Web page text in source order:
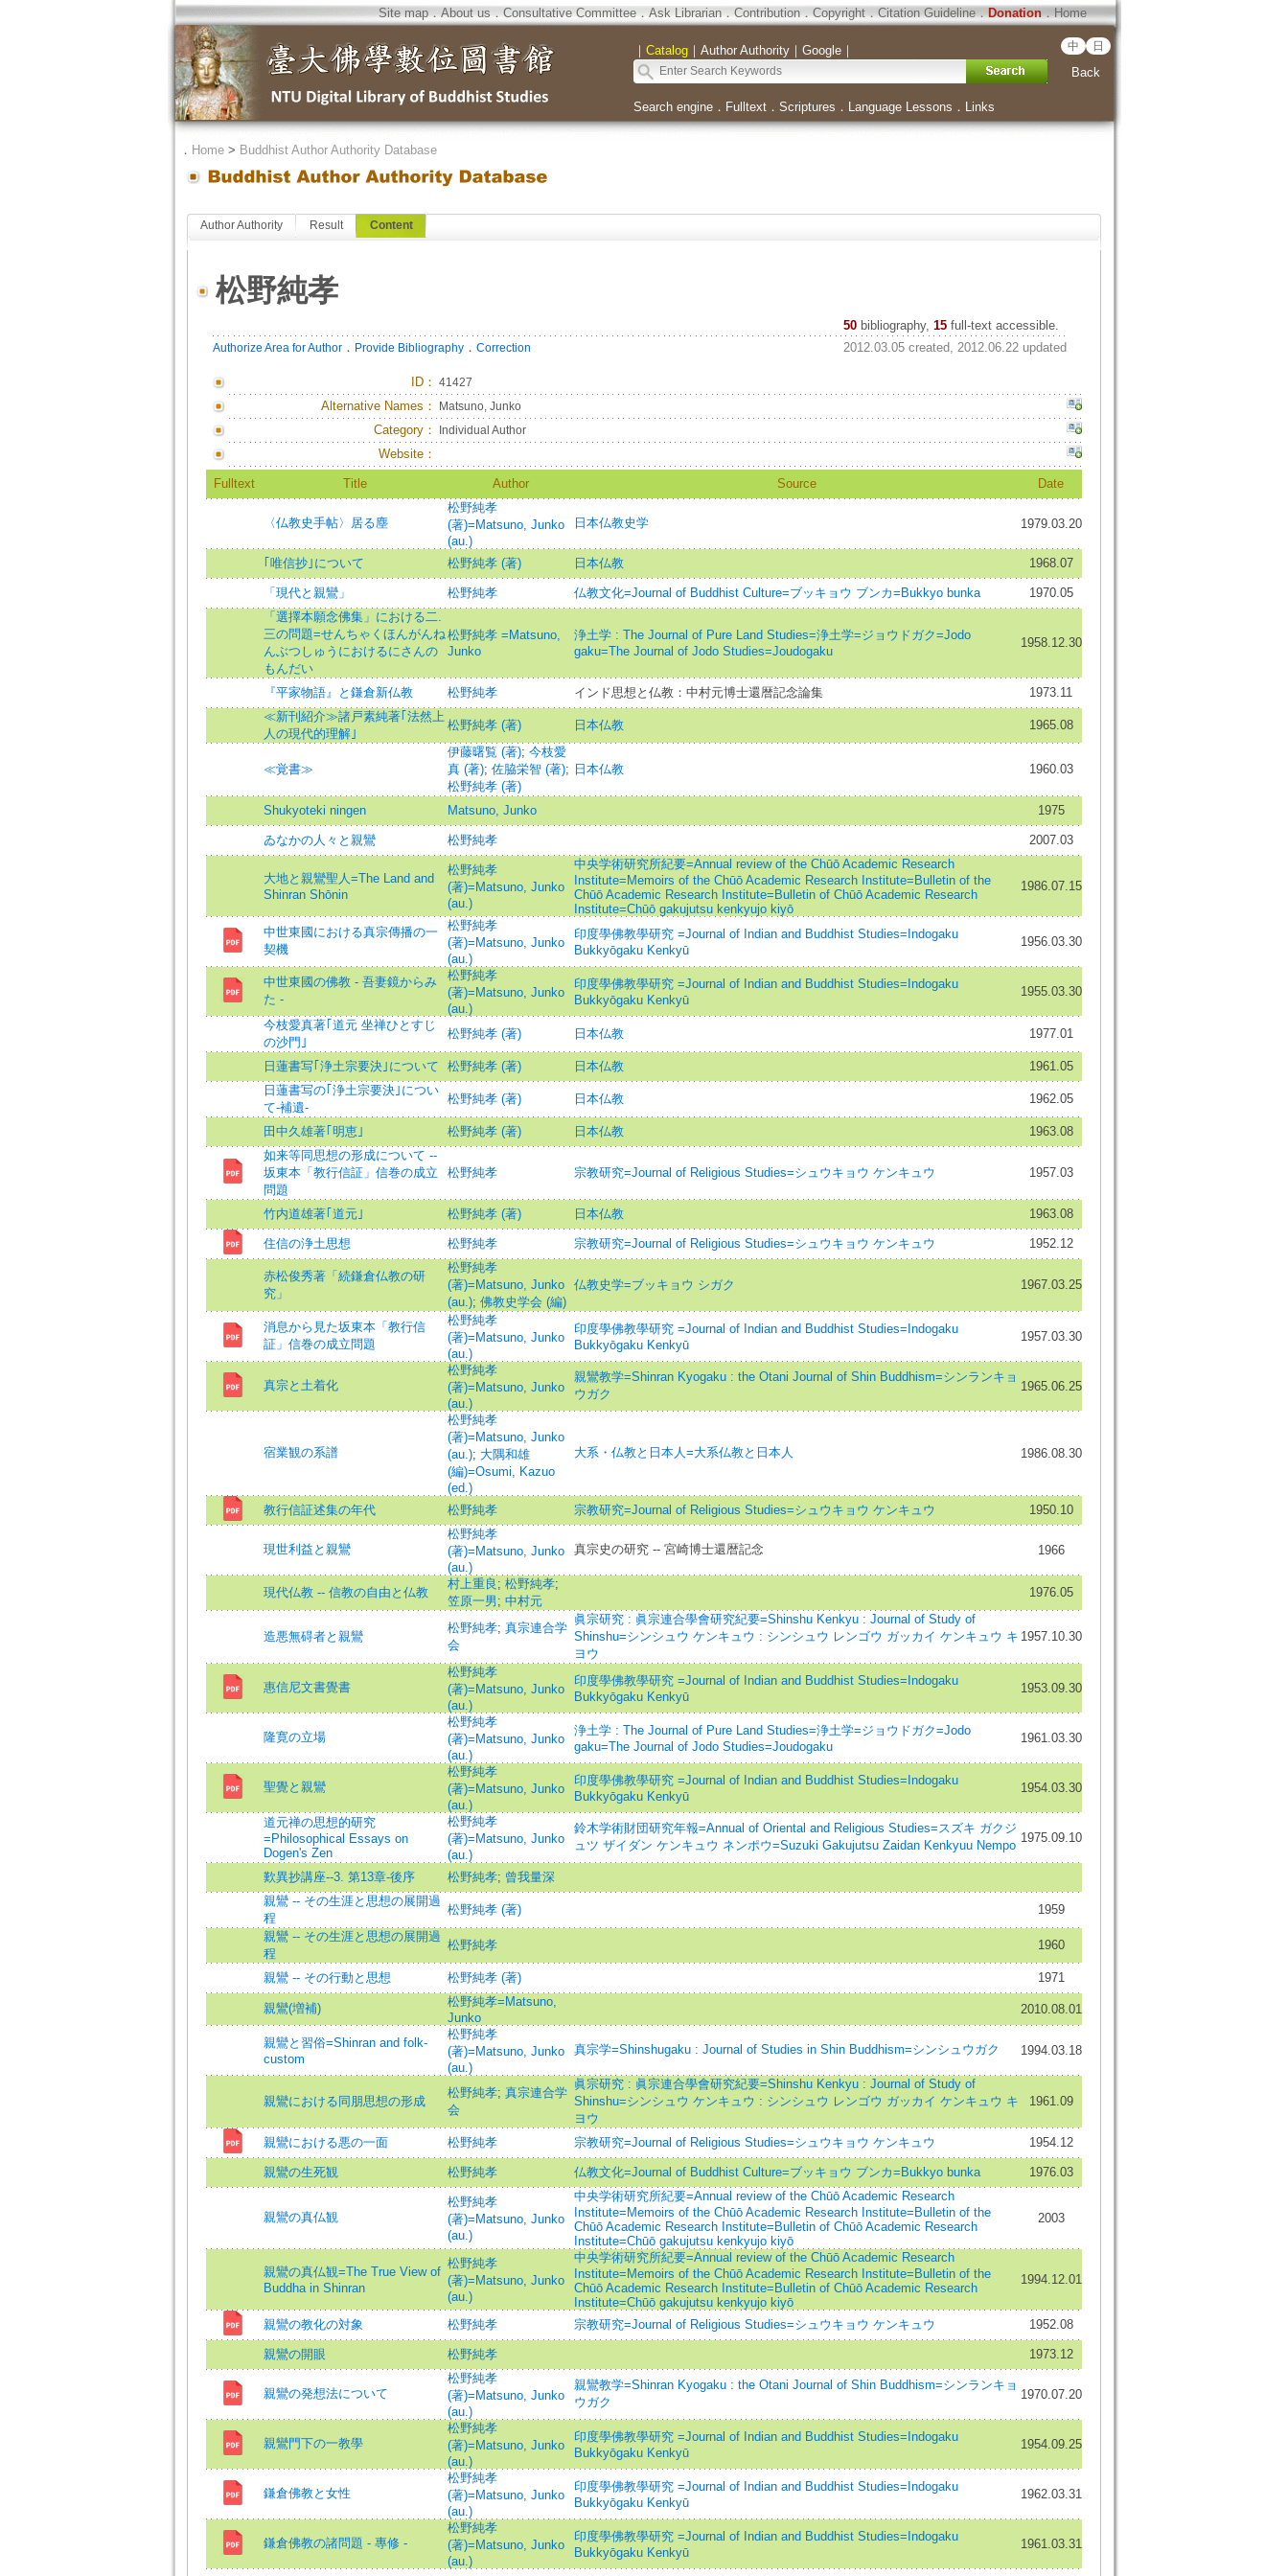
Site map．About us．Consultative Committee．Ask Librarian．Contribution．Copyright．Citation Guideline．Donation．Home
｜ Catalog｜ Author Authority｜ Google｜ 中 日
Back
Search engine． Fulltext． Scriptures ． Language Lessons ． Links
． Home> Buddhist Author Authority Database
Author Authority Result Content
松野純孝
50 bibliography, 15full-text accessible.
Authorize Area for Author． Provide Bibliography． Correction 2012.03.05 created, 2012.06.22 updated
ID： 41427
Alternative Names： Matsuno, Junko
Category： Individual Author
Website：
Fulltext Title Author Source Date
〈仏教史手帖〉居る塵
松野純孝
(著)=Matsuno, Junko
(au.)
日本仏教史学 1979.03.20
｢唯信抄｣について 松野純孝 (著) 日本仏教 1968.07
「現代と親鸞」 松野純孝 仏教文化=Journal of Buddhist Culture=ブッキョウ ブンカ=Bukkyo bunka
1970.05
「選擇本願念佛集」における二.
三の問題=せんちゃくほんがんね
んぶつしゅうにおけるにさんの
もんだい
松野純孝 =Matsuno,
Junko
浄土学 : The Journal of Pure Land Studies=浄土学=ジョウドガク=Jodo
gaku=The Journal of Jodo Studies=Joudogaku
1958.12.30
『平家物語』と鎌倉新仏教 松野純孝 インド思想と仏教：中村元博士還暦記念論集
1973.11
≪新刊紹介≫諸戸素純著｢法然上
人の現代的理解｣
松野純孝 (著) 日本仏教 1965.08
≪覚書≫
伊藤曙覧 (著); 今枝愛
真 (著); 佐脇栄智 (著);
松野純孝 (著)
日本仏教 1960.03
Shukyoteki ningen Matsuno, Junko 1975
ゐなかの人々と親鸞 松野純孝 2007.03
大地と親鸞聖人=The Land and
Shinran Shōnin
松野純孝
(著)=Matsuno, Junko
(au.)
中央学術研究所紀要=Annual review of the Chūō Academic Research
Institute=Memoirs of the Chūō Academic Research Institute=Bulletin of the
Chūō Academic Research Institute=Bulletin of Chūō Academic Research
Institute=Chūō gakujutsu kenkyujo kiyō
1986.07.15
中世東國における真宗傳播の一
契機
松野純孝
(著)=Matsuno, Junko
(au.)
印度學佛教學研究 =Journal of Indian and Buddhist Studies=Indogaku
Bukkyōgaku Kenkyū
1956.03.30
中世東國の佛教 - 吾妻鏡からみ
た -
松野純孝
(著)=Matsuno, Junko
(au.)
印度學佛教學研究 =Journal of Indian and Buddhist Studies=Indogaku
Bukkyōgaku Kenkyū
1955.03.30
今枝愛真著｢道元 坐禅ひとすじ
の沙門｣
松野純孝 (著) 日本仏教 1977.01
日蓮書写｢浄土宗要決｣について 松野純孝 (著) 日本仏教
1961.05
日蓮書写の｢浄土宗要決｣につい
て-補遺-
松野純孝 (著) 日本仏教 1962.05
田中久雄著｢明恵｣ 松野純孝 (著) 日本仏教
1963.08
如来等同思想の形成について --
坂東本「教行信証」信巻の成立
問題
松野純孝 宗教研究=Journal of Religious Studies=シュウキョウ ケンキュウ 1957.03
竹内道雄著｢道元｣ 松野純孝 (著) 日本仏教 1963.08
住信の浄土思想 松野純孝 宗教研究=Journal of Religious Studies=シュウキョウ ケンキュウ 1952.12
赤松俊秀著「続鎌倉仏教の研
究」
松野純孝
(著)=Matsuno, Junko
(au.); 佛教史学会 (編)
仏教史学=ブッキョウ シガク 1967.03.25
消息から見た坂東本「教行信
証」信巻の成立問題
松野純孝
(著)=Matsuno, Junko
(au.)
印度學佛教學研究 =Journal of Indian and Buddhist Studies=Indogaku
Bukkyōgaku Kenkyū
1957.03.30
真宗と土着化
松野純孝
(著)=Matsuno, Junko
(au.)
親鸞教学=Shinran Kyogaku : the Otani Journal of Shin Buddhism=シンランキョ
ウガク
1965.06.25
宿業観の系譜
松野純孝
(著)=Matsuno, Junko
(au.); 大隅和雄
(編)=Osumi, Kazuo
(ed.)
大系・仏教と日本人=大系仏教と日本人 1986.08.30
教行信証述集の年代 松野純孝 宗教研究=Journal of Religious Studies=シュウキョウ ケンキュウ 1950.10
現世利益と親鸞
松野純孝
(著)=Matsuno, Junko
(au.)
真宗史の研究 -- 宮崎博士還暦記念 1966
現代仏教 -- 信教の自由と仏教
村上重良 ; 松野純孝;
笠原一男 ; 中村元
1976.05
造悪無碍者と親鸞
松野純孝; 真宗連合学
会
眞宗研究 : 眞宗連合學會研究紀要=Shinshu Kenkyu : Journal of Study of
Shinshu=シンシュウ ケンキュウ : シンシュウ レンゴウ ガッカイ ケンキュウ キ
ヨウ
1957.10.30
惠信尼文書覺書
松野純孝
(著)=Matsuno, Junko
(au.)
印度學佛教學研究 =Journal of Indian and Buddhist Studies=Indogaku
Bukkyōgaku Kenkyū
1953.09.30
隆寛の立場
松野純孝
(著)=Matsuno, Junko
(au.)
浄土学 : The Journal of Pure Land Studies=浄土学=ジョウドガク=Jodo
gaku=The Journal of Jodo Studies=Joudogaku
1961.03.30
聖覺と親鸞
松野純孝
(著)=Matsuno, Junko
(au.)
印度學佛教學研究 =Journal of Indian and Buddhist Studies=Indogaku
Bukkyōgaku Kenkyū
1954.03.30
道元禅の思想的研究
=Philosophical Essays on
Dogen's Zen
松野純孝
(著)=Matsuno, Junko
(au.)
鈴木学術財団研究年報=Annual of Oriental and Religious Studies=スズキ ガクジ
ュツ ザイダン ケンキュウ ネンポウ=Suzuki Gakujutsu Zaidan Kenkyuu Nempo
1975.09.10
歎異抄講座--3. 第13章-後序 松野純孝; 曾我量深
親鸞 -- その生涯と思想の展開過
程
松野純孝 (著)
1959
親鸞 -- その生涯と思想の展開過
程
松野純孝 1960
親鸞 -- その行動と思想 松野純孝 (著) 1971
親鸞(増補)
松野純孝=Matsuno,
Junko
2010.08.01
親鸞と習俗=Shinran and folk-
custom
松野純孝
(著)=Matsuno, Junko
(au.)
真宗学=Shinshugaku : Journal of Studies in Shin Buddhism=シンシュウガク 1994.03.18
親鸞における同朋思想の形成
松野純孝; 真宗連合学
会
眞宗研究 : 眞宗連合學會研究紀要=Shinshu Kenkyu : Journal of Study of
Shinshu=シンシュウ ケンキュウ : シンシュウ レンゴウ ガッカイ ケンキュウ キ
ヨウ
1961.09
親鸞における悪の一面 松野純孝 宗教研究=Journal of Religious Studies=シュウキョウ ケンキュウ 1954.12
親鸞の生死観 松野純孝 仏教文化=Journal of Buddhist Culture=ブッキョウ ブンカ=Bukkyo bunka 1976.03
親鸞の真仏観
松野純孝
(著)=Matsuno, Junko
(au.)
中央学術研究所紀要=Annual review of the Chūō Academic Research
Institute=Memoirs of the Chūō Academic Research Institute=Bulletin of the
Chūō Academic Research Institute=Bulletin of Chūō Academic Research
Institute=Chūō gakujutsu kenkyujo kiyō
2003
親鸞の真仏観=The True View of
Buddha in Shinran
松野純孝
(著)=Matsuno, Junko
(au.)
中央学術研究所紀要=Annual review of the Chūō Academic Research
Institute=Memoirs of the Chūō Academic Research Institute=Bulletin of the
Chūō Academic Research Institute=Bulletin of Chūō Academic Research
Institute=Chūō gakujutsu kenkyujo kiyō
1994.12.01
親鸞の教化の対象 松野純孝 宗教研究=Journal of Religious Studies=シュウキョウ ケンキュウ 1952.08
親鸞の開眼 松野純孝 1973.12
親鸞の発想法について
松野純孝
(著)=Matsuno, Junko
(au.)
親鸞教学=Shinran Kyogaku : the Otani Journal of Shin Buddhism=シンランキョ
ウガク
1970.07.20
親鸞門下の一教學
松野純孝
(著)=Matsuno, Junko
(au.)
印度學佛教學研究 =Journal of Indian and Buddhist Studies=Indogaku
Bukkyōgaku Kenkyū
1954.09.25
鎌倉佛教と女性
松野純孝
(著)=Matsuno, Junko
(au.)
印度學佛教學研究 =Journal of Indian and Buddhist Studies=Indogaku
Bukkyōgaku Kenkyū
1962.03.31
鎌倉佛教の諸問題 - 專修 -
松野純孝
(著)=Matsuno, Junko
(au.)
印度學佛教學研究 =Journal of Indian and Buddhist Studies=Indogaku
Bukkyōgaku Kenkyū
1961.03.31